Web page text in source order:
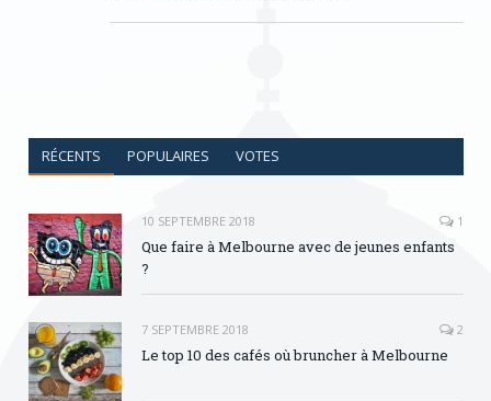
RÉCENTS POPULAIRES VOTES
10 SEPTEMBRE 2018 1
Que faire à Melbourne avec de jeunes enfants
?
7 SEPTEMBRE 2018 2
Le top 10 des cafés où bruncher à Melbourne